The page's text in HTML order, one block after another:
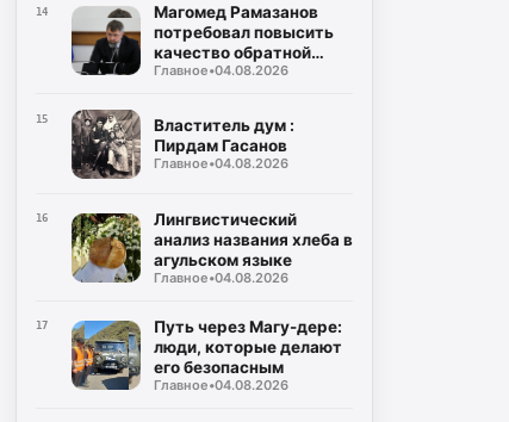
14
Магомед Рамазанов
потребовал повысить
качество обратной
связи с населением
Главное•04.08.2026
15
Властитель дум :
Пирдам Гасанов
Главное•04.08.2026
16
Лингвистический
анализ названия хлеба в
агульском языке
Главное•04.08.2026
17
Путь через Магу-дере:
люди, которые делают
его безопасным
Главное•04.08.2026